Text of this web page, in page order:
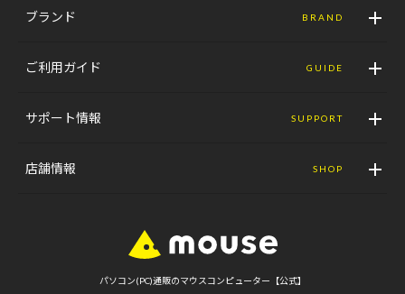
ブランド BRAND
ご利用ガイド GUIDE
サポート情報 SUPPORT
店舗情報 SHOP
パソコン(PC)通販のマウスコンピューター【公式】